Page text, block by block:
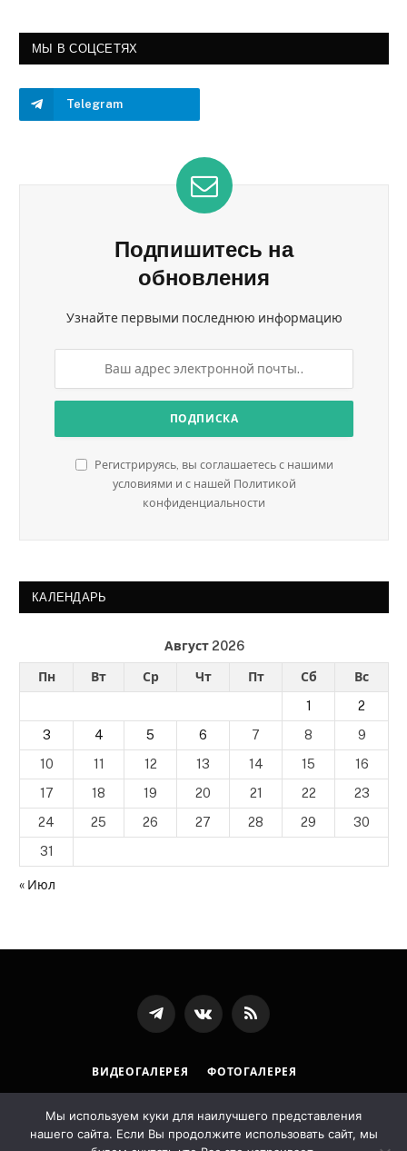
МЫ В СОЦСЕТЯХ
Telegram
Подпишитесь на
обновления
Узнайте первыми последнюю информацию
Регистрируясь, вы соглашаетесь с нашими
условиями и с нашей Политикой
конфиденциальности
КАЛЕНДАРЬ
Август 2026
Пн Вт Ср Чт Пт Сб
Вс
1
2
3
4 5 6 7 8
9
10
11 12 13 14 15
16
17
18 19 20 21 22
23
24
25 26 27 28 29
30
31
« Июл
ТелеграммВКонтактеRSS-
ВИДЕОГАЛЕРЕЯ ФОТОГАЛЕРЕЯ
© 2026 Государственная архивная служба Республики
Мы используем куки для наилучшего представления
нашего сайта. Если Вы продолжите использовать сайт, мы